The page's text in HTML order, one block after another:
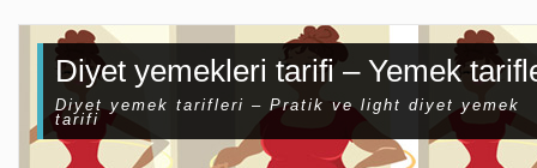
Diyet yemekleri tarifi – Yemek
Diyet yemek tarifleri – Pratik ve light diyet yemek
tarifi